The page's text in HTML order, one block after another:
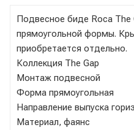
Подвесное биде Roca The
прямоугольной формы.
приобретается отдельно.
Коллекция The Gap
Монтаж подвесной
Форма прямоугольная
Направление выпуска
Материал, фаянс